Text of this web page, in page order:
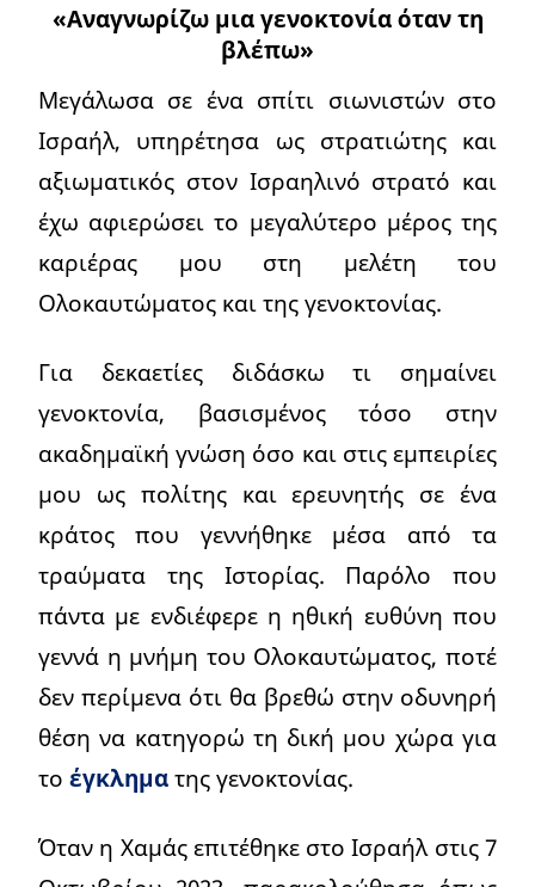
«Αναγνωρίζω μια γενοκτονία όταν τη
βλέπω»
Μεγάλωσα σε ένα σπίτι σιωνιστών στο
Ισραήλ, υπηρέτησα ως στρατιώτης και
αξιωματικός στον Ισραηλινό στρατό και
έχω αφιερώσει το μεγαλύτερο μέρος της
καριέρας μου στη μελέτη του
Ολοκαυτώματος και της γενοκτονίας.
Για δεκαετίες διδάσκω τι σημαίνει
γενοκτονία, βασισμένος τόσο στην
ακαδημαϊκή γνώση όσο και στις εμπειρίες
μου ως πολίτης και ερευνητής σε ένα
κράτος που γεννήθηκε μέσα από τα
τραύματα της Ιστορίας. Παρόλο που
πάντα με ενδιέφερε η ηθική ευθύνη που
γεννά η μνήμη του Ολοκαυτώματος, ποτέ
δεν περίμενα ότι θα βρεθώ στην οδυνηρή
θέση να κατηγορώ τη δική μου χώρα για
το έγκληματης γενοκτονίας.
Όταν η Χαμάς επιτέθηκε στο Ισραήλ στις 7